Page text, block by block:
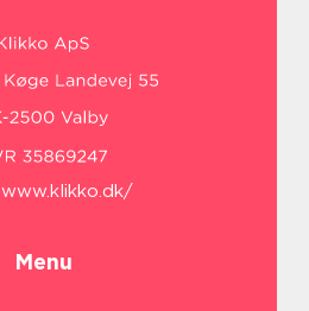
www.klikko.dk/
Menu